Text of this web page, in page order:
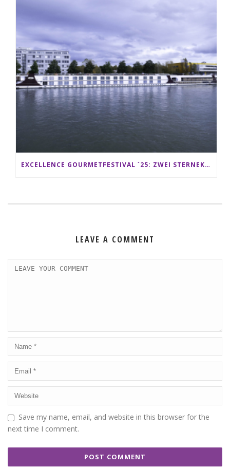
EXCELLENCE GOURMETFESTIVAL ´25: ZWEI STERNEKÖCHE ANTONIO GUIDA & DARIO MORESCO VERWÖHNEN IHRE GÄSTE AUF EINER LUXERIÖSEN SCHIFFSREISE
LEAVE A COMMENT
Save my name, email, and website in this browser for the
next time I comment.